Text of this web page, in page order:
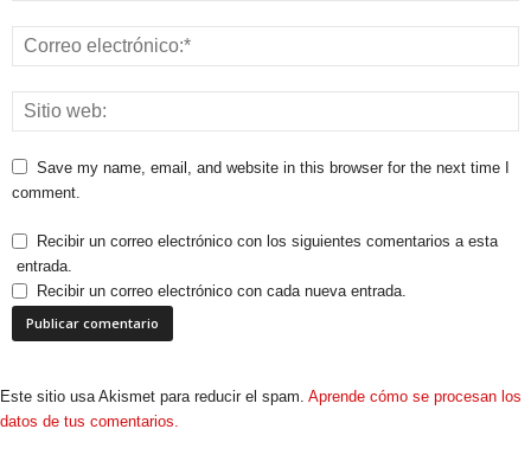
Save my name, email, and website in this browser for the next time I
comment.
Recibir un correo electrónico con los siguientes comentarios a esta
entrada.
Recibir un correo electrónico con cada nueva entrada.
Este sitio usa Akismet para reducir el spam. Aprende cómo se procesan los
datos de tus comentarios.